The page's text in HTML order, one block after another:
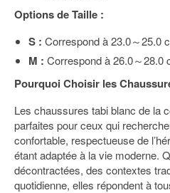
Options de Taille :
S : Correspond à 23.0～25.0
M : Correspond à 26.0～28.0
Pourquoi Choisir les
Les chaussures tabi blanc de la
parfaites pour ceux qui
confortable, respectueuse de
étant adaptée à la vie moderne.
décontractées, des contextes
quotidienne, elles répondent à